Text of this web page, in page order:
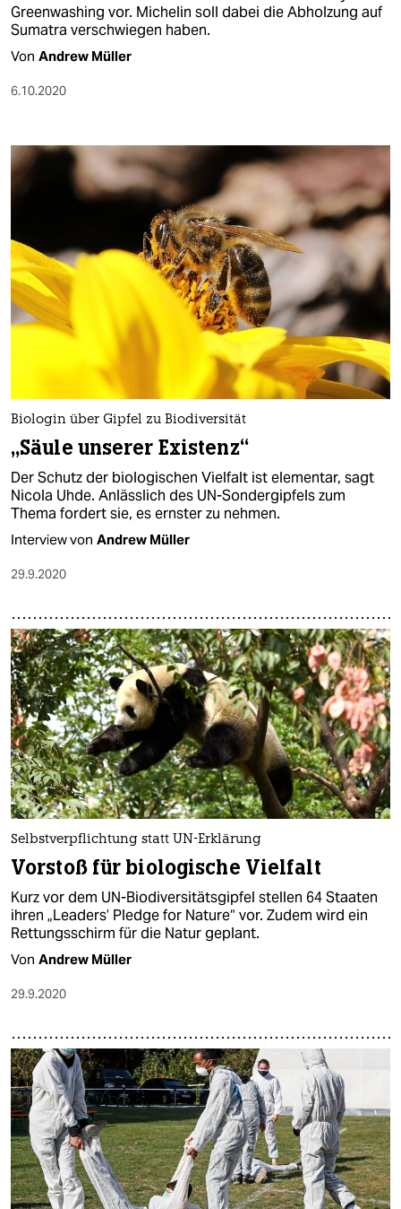
Greenwashing vor. Michelin soll dabei die Abholzung auf
Sumatra verschwiegen haben.
Von Andrew Müller
6.10.2020
Biologin über Gipfel zu Biodiversität
„Säule unserer Existenz“
Der Schutz der biologischen Vielfalt ist elementar, sagt
Nicola Uhde. Anlässlich des UN-Sondergipfels zum
Thema fordert sie, es ernster zu nehmen.
Interview von Andrew Müller
29.9.2020
Selbstverpflichtung statt UN-Erklärung
Vorstoß für biologische Vielfalt
Kurz vor dem UN-Biodiversitätsgipfel stellen 64 Staaten
ihren „Leaders’ Pledge for Nature“ vor. Zudem wird ein
Rettungsschirm für die Natur geplant.
Von Andrew Müller
29.9.2020